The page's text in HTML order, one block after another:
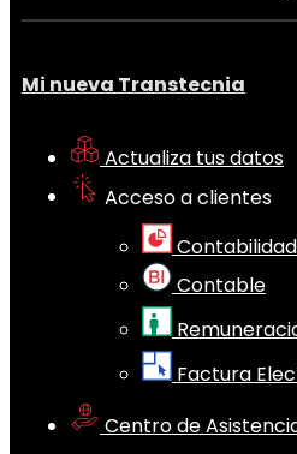
Mi nueva Transtecnia
Actualiza tus datos
Acceso a clientes
Contable
Factura
Centro de